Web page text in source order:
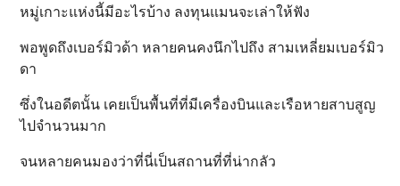
หมู่เกาะแห่งนี้มีอะไรบ้าง ลงทุนแมนจะเล่าให้ฟัง
พอพูดถึงเบอร์มิวด้า หลายคนคงนึกไปถึง สามเหลี่ยมเบอร์มิว
ดา
ซึ่งในอดีตนั้น เคยเป็นพื้นที่ที่มีเครื่องบินและเรือหายสาบสูญ
ไปจำนวนมาก
จนหลายคนมองว่าที่นี่เป็นสถานที่ที่น่ากลัว